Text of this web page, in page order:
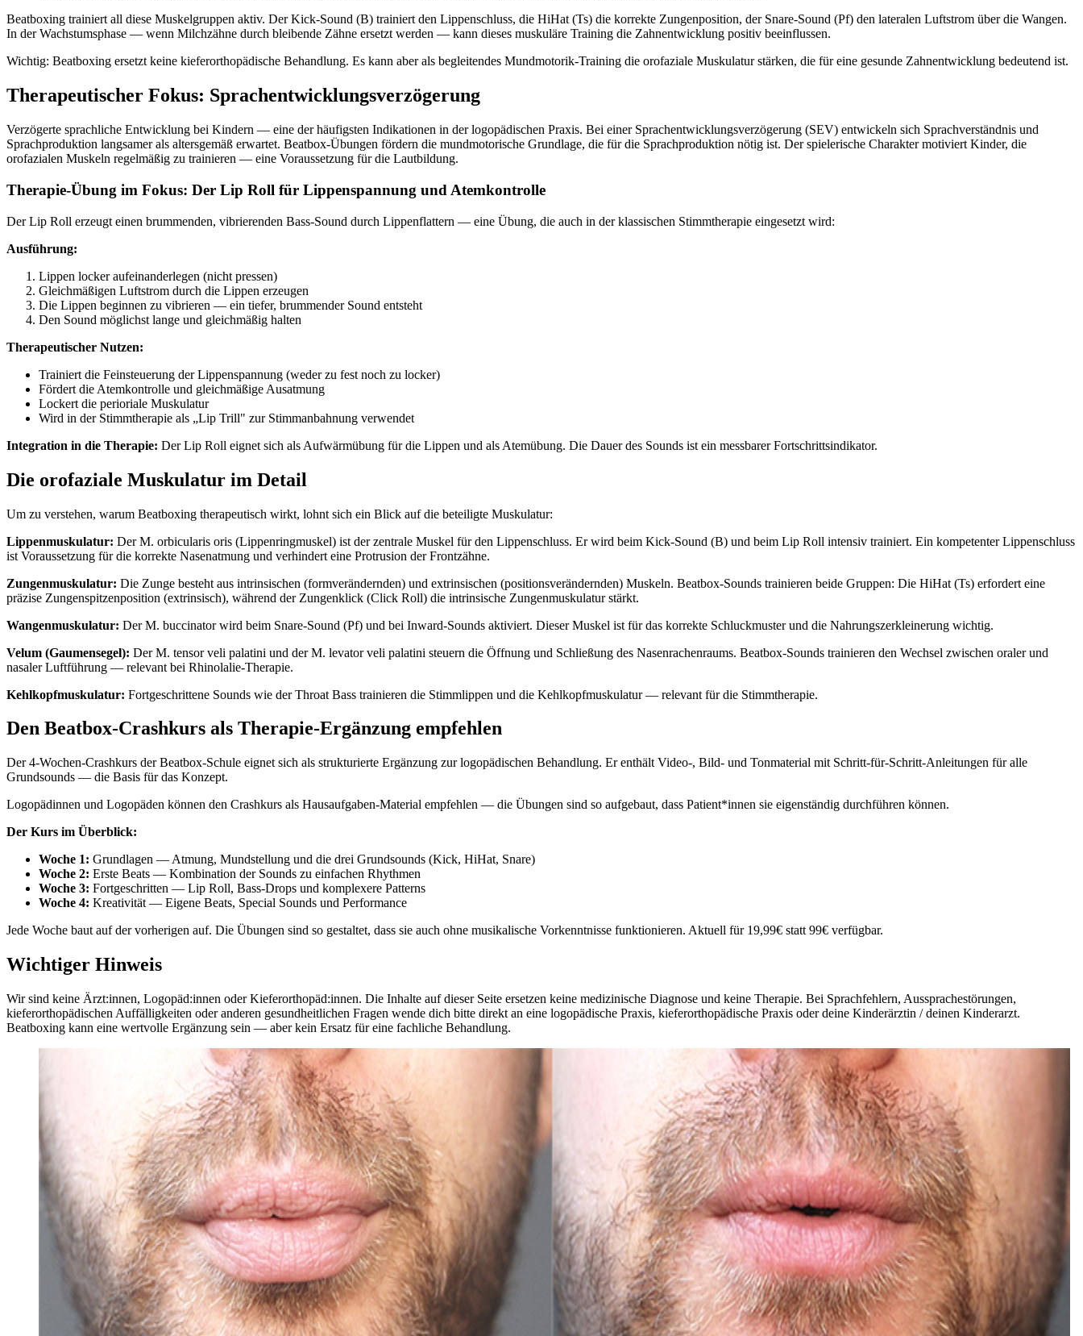
Beatboxing trainiert all diese Muskelgruppen aktiv. Der Kick-Sound (B) trainiert den Lippenschluss, die HiHat (Ts) die korrekte Zungenposition, der Snare-Sound (Pf) den lateralen Luftstrom über die Wangen.
In der Wachstumsphase — wenn Milchzähne durch bleibende Zähne ersetzt werden — kann dieses muskuläre Training die Zahnentwicklung positiv beeinflussen.
Wichtig: Beatboxing ersetzt keine kieferorthopädische Behandlung. Es kann aber als begleitendes Mundmotorik-Training die orofaziale Muskulatur stärken, die für eine gesunde Zahnentwicklung bedeutend ist.
Therapeutischer Fokus: Sprachentwicklungsverzögerung
Verzögerte sprachliche Entwicklung bei Kindern — eine der häufigsten Indikationen in der logopädischen Praxis. Bei einer Sprachentwicklungsverzögerung (SEV) entwickeln sich Sprachverständnis und
Sprachproduktion langsamer als altersgemäß erwartet. Beatbox-Übungen fördern die mundmotorische Grundlage, die für die Sprachproduktion nötig ist. Der spielerische Charakter motiviert Kinder, die
orofazialen Muskeln regelmäßig zu trainieren — eine Voraussetzung für die Lautbildung.
Therapie-Übung im Fokus: Der Lip Roll für Lippenspannung und Atemkontrolle
Der Lip Roll erzeugt einen brummenden, vibrierenden Bass-Sound durch Lippenflattern — eine Übung, die auch in der klassischen Stimmtherapie eingesetzt wird:
Ausführung:
Lippen locker aufeinanderlegen (nicht pressen)
Gleichmäßigen Luftstrom durch die Lippen erzeugen
Die Lippen beginnen zu vibrieren — ein tiefer, brummender Sound entsteht
Den Sound möglichst lange und gleichmäßig halten
Therapeutischer Nutzen:
Trainiert die Feinsteuerung der Lippenspannung (weder zu fest noch zu locker)
Fördert die Atemkontrolle und gleichmäßige Ausatmung
Lockert die perioriale Muskulatur
Wird in der Stimmtherapie als „Lip Trill" zur Stimmanbahnung verwendet
Integration in die Therapie: Der Lip Roll eignet sich als Aufwärmübung für die Lippen und als Atemübung. Die Dauer des Sounds ist ein messbarer Fortschrittsindikator.
Die orofaziale Muskulatur im Detail
Um zu verstehen, warum Beatboxing therapeutisch wirkt, lohnt sich ein Blick auf die beteiligte Muskulatur:
Lippenmuskulatur: Der M. orbicularis oris (Lippenringmuskel) ist der zentrale Muskel für den Lippenschluss. Er wird beim Kick-Sound (B) und beim Lip Roll intensiv trainiert. Ein kompetenter Lippenschluss
ist Voraussetzung für die korrekte Nasenatmung und verhindert eine Protrusion der Frontzähne.
Zungenmuskulatur: Die Zunge besteht aus intrinsischen (formverändernden) und extrinsischen (positionsverändernden) Muskeln. Beatbox-Sounds trainieren beide Gruppen: Die HiHat (Ts) erfordert eine
präzise Zungenspitzenposition (extrinsisch), während der Zungenklick (Click Roll) die intrinsische Zungenmuskulatur stärkt.
Wangenmuskulatur: Der M. buccinator wird beim Snare-Sound (Pf) und bei Inward-Sounds aktiviert. Dieser Muskel ist für das korrekte Schluckmuster und die Nahrungszerkleinerung wichtig.
Velum (Gaumensegel): Der M. tensor veli palatini und der M. levator veli palatini steuern die Öffnung und Schließung des Nasenrachenraums. Beatbox-Sounds trainieren den Wechsel zwischen oraler und
nasaler Luftführung — relevant bei Rhinolalie-Therapie.
Kehlkopfmuskulatur: Fortgeschrittene Sounds wie der Throat Bass trainieren die Stimmlippen und die Kehlkopfmuskulatur — relevant für die Stimmtherapie.
Den Beatbox-Crashkurs als Therapie-Ergänzung empfehlen
Der 4-Wochen-Crashkurs der Beatbox-Schule eignet sich als strukturierte Ergänzung zur logopädischen Behandlung. Er enthält Video-, Bild- und Tonmaterial mit Schritt-für-Schritt-Anleitungen für alle
Grundsounds — die Basis für das Konzept.
Logopädinnen und Logopäden können den Crashkurs als Hausaufgaben-Material empfehlen — die Übungen sind so aufgebaut, dass Patient*innen sie eigenständig durchführen können.
Der Kurs im Überblick:
Woche 1: Grundlagen — Atmung, Mundstellung und die drei Grundsounds (Kick, HiHat, Snare)
Woche 2: Erste Beats — Kombination der Sounds zu einfachen Rhythmen
Woche 3: Fortgeschritten — Lip Roll, Bass-Drops und komplexere Patterns
Woche 4: Kreativität — Eigene Beats, Special Sounds und Performance
Jede Woche baut auf der vorherigen auf. Die Übungen sind so gestaltet, dass sie auch ohne musikalische Vorkenntnisse funktionieren. Aktuell für 19,99€ statt 99€ verfügbar.
Wichtiger Hinweis
Wir sind keine Ärzt:innen, Logopäd:innen oder Kieferorthopäd:innen. Die Inhalte auf dieser Seite ersetzen keine medizinische Diagnose und keine Therapie. Bei Sprachfehlern, Aussprachestörungen,
kieferorthopädischen Auffälligkeiten oder anderen gesundheitlichen Fragen wende dich bitte direkt an eine logopädische Praxis, kieferorthopädische Praxis oder deine Kinderärztin / deinen Kinderarzt.
Beatboxing kann eine wertvolle Ergänzung sein — aber kein Ersatz für eine fachliche Behandlung.